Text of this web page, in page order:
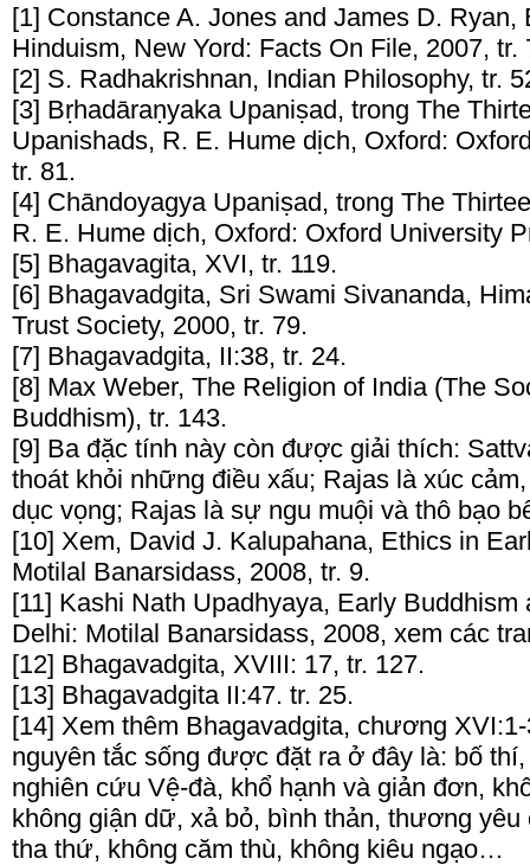
[1] Constance A. Jones and James D. Ryan,
Hinduism, New Yord: Facts On File, 2007, tr.
[2] S. Radhakrishnan, Indian Philosophy, tr.
[3] Bṛhadāraṇyaka Upaniṣad, trong The
Upanishads, R. E. Hume dịch, Oxford:
tr. 81.
[4] Chāndoyagya Upaniṣad, trong The
R. E. Hume dịch, Oxford: Oxford University
[5] Bhagavagita, XVI, tr. 119.
[6] Bhagavadgita, Sri Swami Sivananda,
Trust Society, 2000, tr. 79.
[7] Bhagavadgita, II:38, tr. 24.
[8] Max Weber, The Religion of India (The
Buddhism), tr. 143.
[9] Ba đặc tính này còn được giải thích:
thoát khỏi những điều xấu; Rajas là xúc
dục vọng; Rajas là sự ngu muội và thô bạo
[10] Xem, David J. Kalupahana, Ethics in
Motilal Banarsidass, 2008, tr. 9.
[11] Kashi Nath Upadhyaya, Early Buddhism
Delhi: Motilal Banarsidass, 2008, xem các
[12] Bhagavadgita, XVIII: 17, tr. 127.
[13] Bhagavadgita II:47. tr. 25.
[14] Xem thêm Bhagavadgita, chương
nguyên tắc sống được đặt ra ở đây là: bố
nghiên cứu Vệ-đà, khổ hạnh và giản đơn,
không giận dữ, xả bỏ, bình thản, thương yêu
tha thứ, không căm thù, không kiêu ngạo…